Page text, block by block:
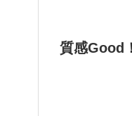
質感Good